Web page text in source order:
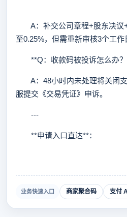
A：补交公司章程+股东决议
至0.25%，但需重新审核3个工作
**Q：收款码被投诉怎么办
A：48小时内未处理将关闭支
服提交《交易凭证》申诉。
---
**申请入口直达**：
业务快速入口 商家聚合码 支付